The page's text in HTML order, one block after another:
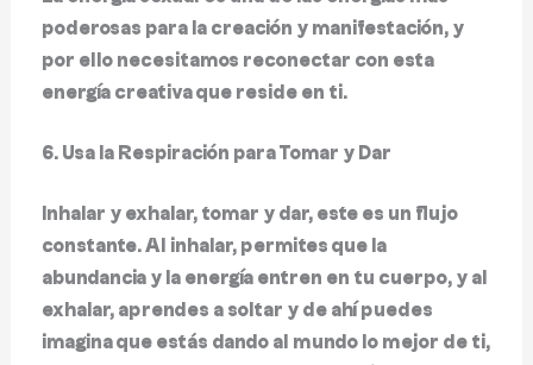
poderosas para la creación y manifestación, y
por ello necesitamos reconectar con esta
energía creativa que reside en ti.
6. Usa la Respiración para Tomar y Dar
Inhalar y exhalar, tomar y dar, este es un flujo
constante. Al inhalar, permites que la
abundancia y la energía entren en tu cuerpo, y al
exhalar, aprendes a soltar y de ahí puedes
imagina que estás dando al mundo lo mejor de ti,